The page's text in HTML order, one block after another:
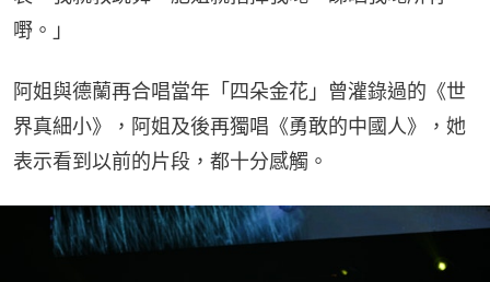
嘢。」
阿姐與德蘭再合唱當年「四朵金花」曾灌錄過的《世
界真細小》，阿姐及後再獨唱《勇敢的中國人》，她
表示看到以前的片段，都十分感觸。